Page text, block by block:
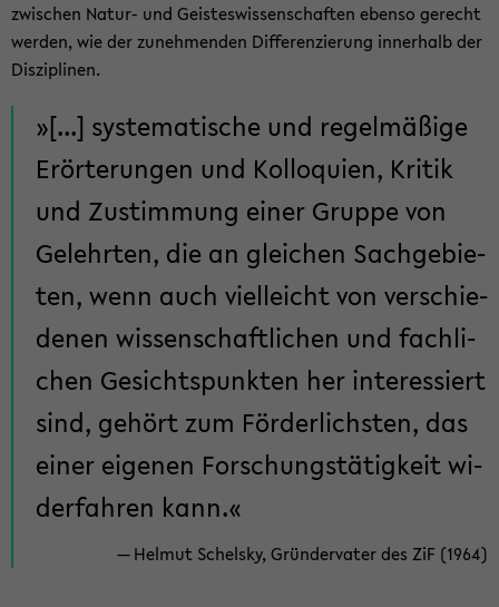
zwi­schen Natur-​ und Geis­tes­wis­sen­schaf­ten eben­so ge­recht
wer­den, wie der zu­neh­men­den Dif­fe­ren­zie­rung in­ner­halb der
Dis­zi­pli­nen.
[...] sys­te­ma­ti­sche und re­gel­mä­ßi­ge
Er­ör­te­run­gen und Kol­lo­qui­en, Kri­tik
und Zu­stim­mung einer Grup­pe von
Ge­lehr­ten, die an glei­chen Sach­ge­bie­
ten, wenn auch viel­leicht von ver­schie­
de­nen wis­sen­schaft­li­chen und fach­li­
chen Ge­sichts­punk­ten her in­ter­es­siert
sind, ge­hört zum För­der­lichs­ten, das
einer ei­ge­nen For­schungs­tä­tig­keit wi­
der­fah­ren kann.
Hel­mut Schelsky, Grün­der­va­ter des ZiF (1964)